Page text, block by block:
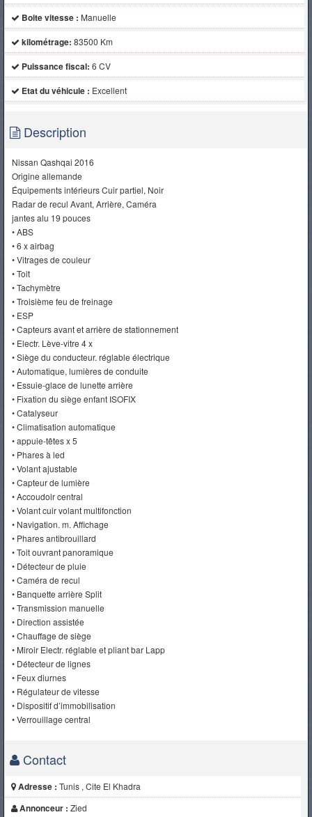
Boite vitesse : Manuelle
kilométrage: 83500 Km
Puissance fiscal: 6 CV
Etat du véhicule : Excellent
Description
Nissan Qashqai 2016
Origine allemande
Équipements intérieurs Cuir partiel, Noir
Radar de recul Avant, Arrière, Caméra
jantes alu 19 pouces
• ABS
• 6 x airbag
• Vitrages de couleur
• Toit
• Tachymètre
• Troisième feu de freinage
• ESP
• Capteurs avant et arrière de stationnement
• Electr. Lève-vitre 4 x
• Siège du conducteur. réglable électrique
• Automatique, lumières de conduite
• Essuie-glace de lunette arrière
• Fixation du siège enfant ISOFIX
• Catalyseur
• Climatisation automatique
• appuie-têtes x 5
• Phares à led
• Volant ajustable
• Capteur de lumière
• Accoudoir central
• Volant cuir volant multifonction
• Navigation. m. Affichage
• Phares antibrouillard
• Toit ouvrant panoramique
• Détecteur de pluie
• Caméra de recul
• Banquette arrière Split
• Transmission manuelle
• Direction assistée
• Chauffage de siège
• Miroir Electr. réglable et pliant bar Lapp
• Détecteur de lignes
• Feux diurnes
• Régulateur de vitesse
• Dispositif d’immobilisation
• Verrouillage central
Contact
Adresse : Tunis , Cite El Khadra
Annonceur : Zied